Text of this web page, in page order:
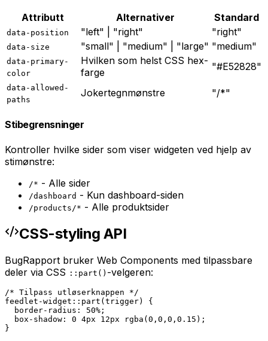
Attributt Alternativer Standard
data-position "left" | "right" "right"
data-size "small" | "medium" | "large" "medium"
data-primary-
color
Hvilken som helst CSS hex-
farge
"#E52828"
data-allowed-
paths
Jokertegnmønstre "/*"
Stibegrensninger
Kontroller hvilke sider som viser widgeten ved hjelp av
stimønstre:
/* - Alle sider
/dashboard - Kun dashboard-siden
/products/* - Alle produktsider
CSS-styling API
BugRapport bruker Web Components med tilpassbare
deler via CSS ::part() -velgeren:
/* Tilpass utløserknappen */
feedlet-widget::part(trigger) {
  border-radius: 50%;
  box-shadow: 0 4px 12px rgba(0,0,0,0.15);
}